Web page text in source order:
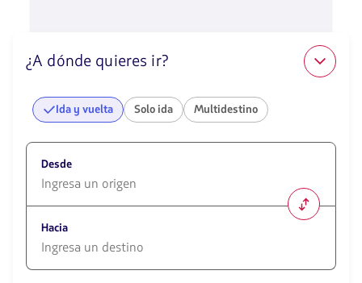
¿A dónde quieres ir?
Ida y vuelta Solo ida Multidestino
Desde
opciones
disponibles.
Usa
las
Hacia